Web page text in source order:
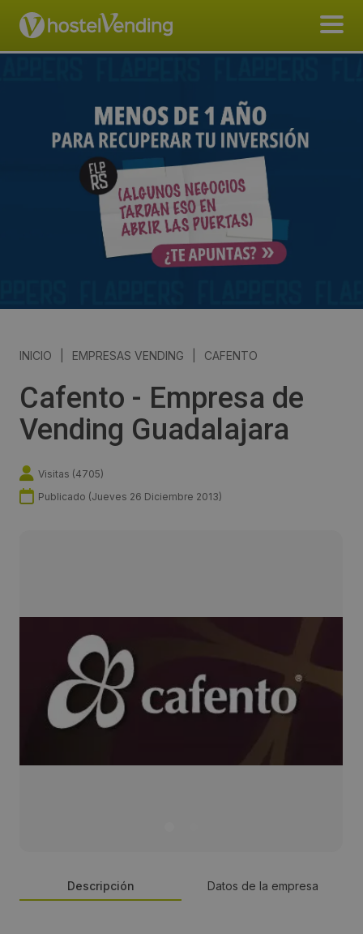
INICIO EMPRESAS VENDING CAFENTO
Cafento - Empresa de
Vending Guadalajara
Visitas (4705)
Publicado (Jueves 26 Diciembre 2013)
Descripción Datos de la empresa